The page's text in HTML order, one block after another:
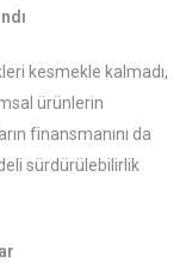
kesmekle kalmadı,
ürünlerin
finansmanını da
sürdürülebilirlik